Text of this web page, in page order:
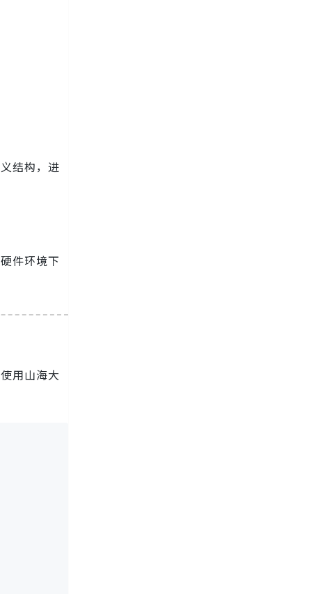
结构，进
件环境下
用山海大